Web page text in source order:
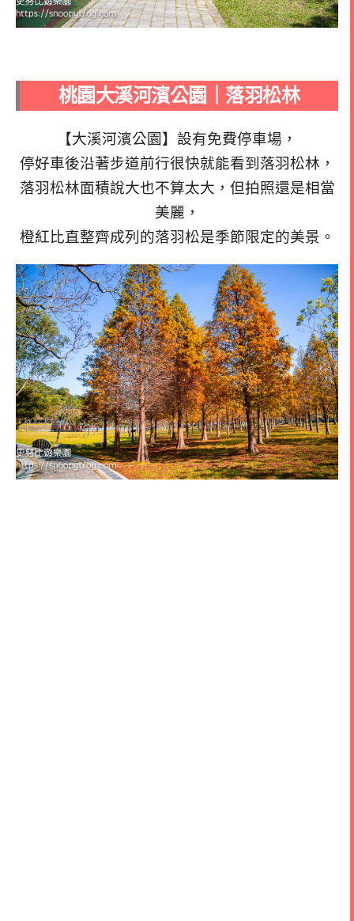
桃園大溪河濱公園｜落羽松林
【大溪河濱公園】設有免費停車場，
停好車後沿著步道前行很快就能看到落羽松林，
落羽松林面積說大也不算太大，但拍照還是相當
美麗，
橙紅比直整齊成列的落羽松是季節限定的美景。